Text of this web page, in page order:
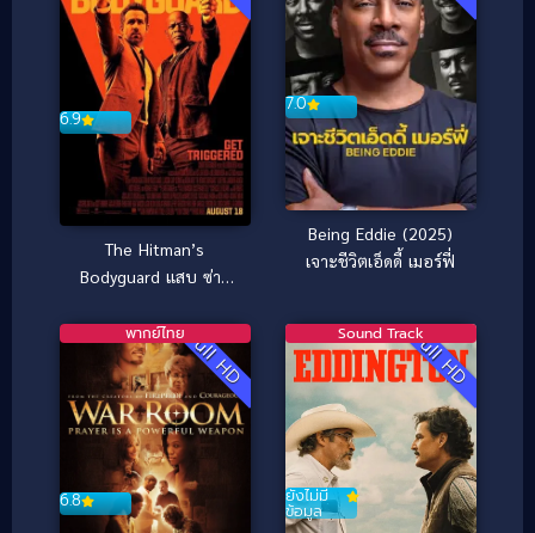
6.9
The Hitman’s
Bodyguard แสบ ซ่าส์
(2017)
7.0
Being Eddie (2025)
เจาะชีวิตเอ็ดดี้ เมอร์ฟี่
Full HD
6.8
พากย์ไทย Full HD
ยังไม่มี
ข้อมูล
Sound Track